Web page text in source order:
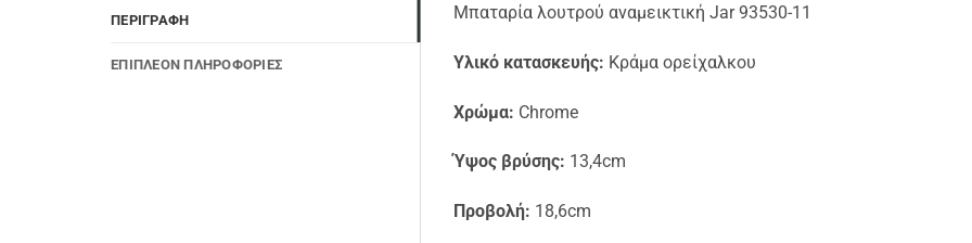
ΠΕΡΙΓΡΑΦΉ
ΕΠΙΠΛΈΟΝ ΠΛΗΡΟΦΟΡΊΕΣ
Μπαταρία λουτρού αναμεικτική Jar 93530-11
Υλικό κατασκευής: Κράμα ορείχαλκου
Χρώμα: Chrome
Ύψος βρύσης: 13,4cm
Προβολή: 18,6cm